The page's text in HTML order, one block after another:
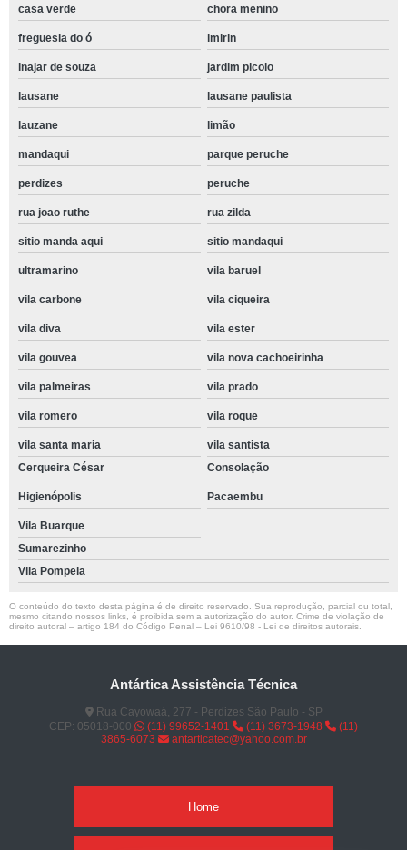
casa verde chora menino
freguesia do ó imirin
inajar de souza jardim picolo
lausane lausane paulista
lauzane limão
mandaqui parque peruche
perdizes peruche
rua joao ruthe rua zilda
sitio manda aqui sitio mandaqui
ultramarino vila baruel
vila carbone vila ciqueira
vila diva vila ester
vila gouvea vila nova cachoeirinha
vila palmeiras vila prado
vila romero vila roque
vila santa maria
vila santista
Cerqueira César
Consolação
Higienópolis Pacaembu
Vila Buarque
Sumarezinho
Vila Pompeia
O conteúdo do texto desta página é de direito reservado. Sua reprodução, parcial ou total,
mesmo citando nossos links, é proibida sem a autorização do autor. Crime de violação de
direito autoral – artigo 184 do Código Penal – Lei 9610/98 - Lei de direitos autorais
Antártica Assistência Técnica
Rua Cayowaá, 277 - Perdizes São Paulo - SP
CEP: 05018-000
(11) 99652-1401 (11) 3673-1948
(11)
3865-6073
antarticatec@yahoo.com.br
Home